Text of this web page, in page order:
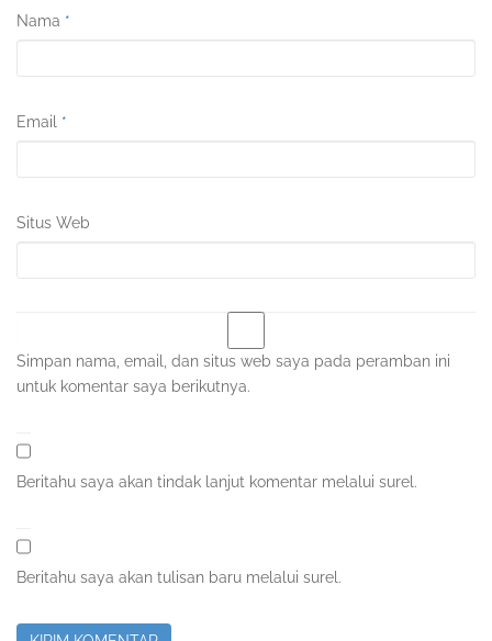
Nama *
Email *
Situs Web
Simpan nama, email, dan situs web saya pada peramban ini
untuk komentar saya berikutnya.
Beritahu saya akan tindak lanjut komentar melalui surel.
Beritahu saya akan tulisan baru melalui surel.